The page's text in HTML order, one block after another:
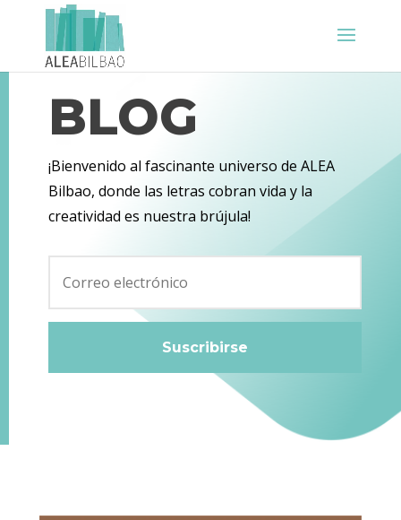
BLOG
¡Bienvenido al fascinante universo de ALEA
Bilbao, donde las letras cobran vida y la
creatividad es nuestra brújula!
Suscribirse